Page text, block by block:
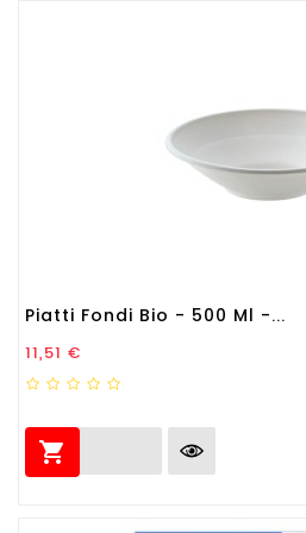
Piatti Fondi Bio - 500 Ml -...
Prezzo
11,51 €
